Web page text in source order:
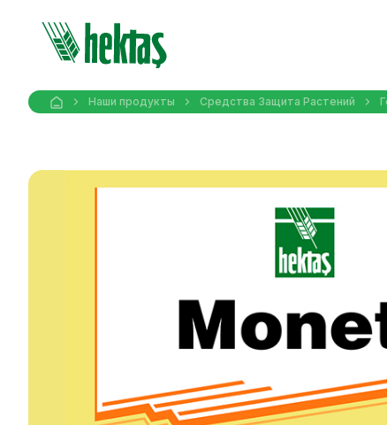
Наши продукты Средства Защита Pастений